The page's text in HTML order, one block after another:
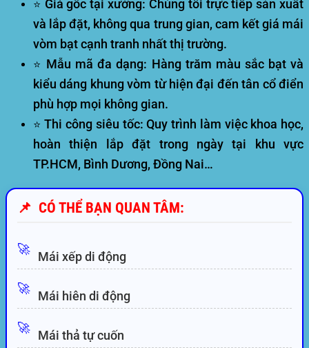
⭐ Giá gốc tại xưởng: Chúng tôi trực tiếp sản xuất
và lắp đặt, không qua trung gian, cam kếtgiá mái
vòm bạtcạnh tranh nhất thị trường.
⭐ Mẫu mã đa dạng: Hàng trăm màu sắc bạt và
kiểu dáng khung vòm từ hiện đại đến tân cổ điển
phù hợp mọi không gian.
⭐Thi công siêu tốc: Quy trình làm việc khoa học,
hoàn thiện lắp đặt trong ngày tại khu vực
TP.HCM, Bình Dương, Đồng Nai…
📌 CÓ THỂ BẠN QUAN TÂM:
🚀
Mái xếp di động
🚀
Mái hiên di động
🚀
Mái thả tự cuốn